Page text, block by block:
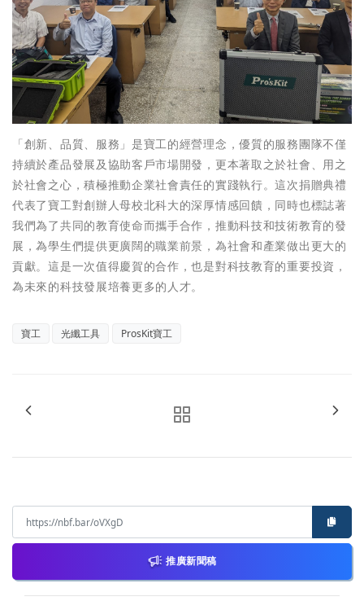
「創新、品質、服務」是寶工的經營理念，優質的服務團隊不僅
持續於產品發展及協助客戶市場開發，更本著取之於社會、用之
於社會之心，積極推動企業社會責任的實踐執行。這次捐贈典禮
代表了寶工對創辦人母校北科大的深厚情感回饋，同時也標誌著
我們為了共同的教育使命而攜手合作，推動科技和技術教育的發
展，為學生們提供更廣闊的職業前景，為社會和產業做出更大的
貢獻。這是一次值得慶賀的合作，也是對科技教育的重要投資，
為未來的科技發展培養更多的人才。
寶工 光纖工具 ProsKit寶工
推廣新聞稿